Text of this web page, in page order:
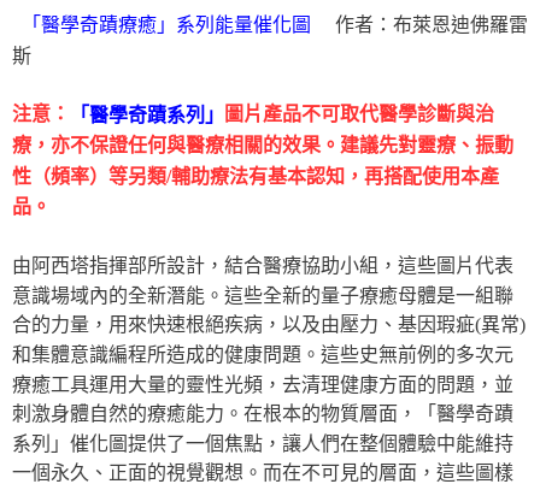
「醫學奇蹟療癒」系列能量催化圖
作者：布萊恩迪佛羅雷
斯
注意： 「醫學奇蹟系列」
圖片產品不可取代醫學診斷與治
療，亦不保證任何與醫療相關的效果。建議先對靈療、振動
性（頻率）等另類/輔助療法有基本認知，再搭配使用本產
品。
由阿西塔指揮部所設計，結合醫療協助小組，這些圖片代表
意識場域內的全新潛能。這些全新的量子療癒母體是一組聯
合的力量，用來快速根絕疾病，以及由壓力、基因瑕疵(異常)
和集體意識編程所造成的健康問題。這些史無前例的多次元
療癒工具運用大量的靈性光頻，去清理健康方面的問題，並
刺激身體自然的療癒能力。在根本的物質層面，「醫學奇蹟
系列」催化圖提供了一個焦點，讓人們在整個體驗中能維持
一個永久、正面的視覺觀想。而在不可見的層面，這些圖樣